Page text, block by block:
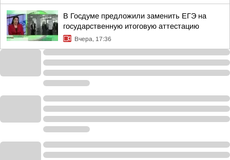
В Госдуме предложили заменить ЕГЭ на
государственную итоговую аттестацию
Вчера, 17:36